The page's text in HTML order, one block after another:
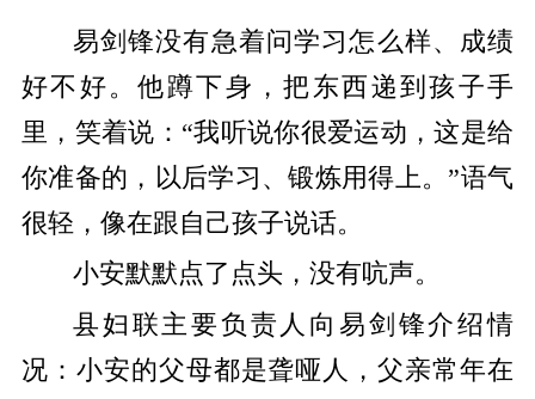
易剑锋没有急着问学习怎么样、成绩
好不好。他蹲下身，把东西递到孩子手
里，笑着说：“我听说你很爱运动，这是给
你准备的，以后学习、锻炼用得上。”语气
很轻，像在跟自己孩子说话。
小安默默点了点头，没有吭声。
县妇联主要负责人向易剑锋介绍情
况：小安的父母都是聋哑人，父亲常年在